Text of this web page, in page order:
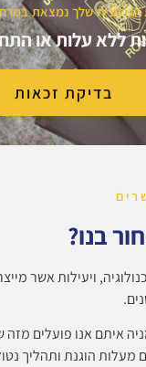
הגרמנית שלך נמצאת
ללא עלות או
בדיקת זכאות
בנו?
ויעילות אשר
איתם אנו פועלים
מעלות הוגנת ותהליך